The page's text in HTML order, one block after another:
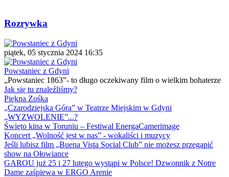
Rozrywka
piątek, 05 stycznia 2024 16:35
Powstaniec z Gdyni
„Powstaniec 1863”- to długo oczekiwany film o wielkim bohaterze
Jak się tu znaleźliśmy?
Piękna Zośka
„Czarodziejska Góra” w Teatrze Miejskim w Gdyni
„WYZWOLENIE”...?
Święto kina w Toruniu – Festiwal EnergaCamerimage
Koncert „Wolność jest w nas” - wokaliści i muzycy
Jeśli lubisz film „Buena Vista Social Club” nie możesz przegapić
show na Ołowiance
GAROU już 25 i 27 lutego wystąpi w Polsce! Dzwonnik z Notre
Dame zaśpiewa w ERGO Arenie